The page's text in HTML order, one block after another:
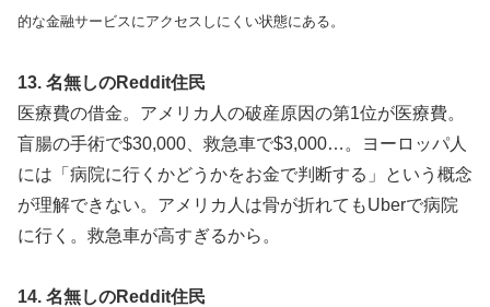
的な金融サービスにアクセスしにくい状態にある。
13. 名無しのReddit住民
医療費の借金。アメリカ人の破産原因の第1位が医療費。
盲腸の手術で$30,000、救急車で$3,000…。ヨーロッパ人
には「病院に行くかどうかをお金で判断する」という概念
が理解できない。アメリカ人は骨が折れてもUberで病院
に行く。救急車が高すぎるから。
14. 名無しのReddit住民